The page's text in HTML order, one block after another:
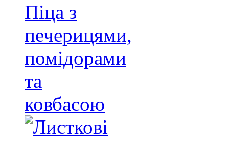
Піца з
печерицями,
помідорами
та
ковбасою